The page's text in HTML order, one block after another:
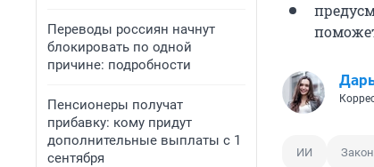
Переводы россиян начнут
блокировать по одной
причине: подробности
Пенсионеры получат
прибавку: кому придут
дополнительные выплаты с 1
сентября
ИИ Закон